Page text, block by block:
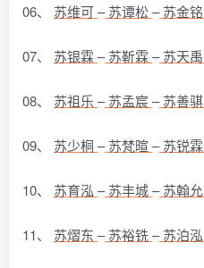
06、 苏维可–苏谭松–苏金铭
07、 苏银霖 –苏靳霖 –苏天禹
08、 苏祖乐 –苏孟宸 –苏善骐
09、 苏少桐 –苏梵暄–苏锐霖
10、 苏育泓 –苏丰城–苏翰允
11、 苏熠东 –苏裕铣–苏泊泓